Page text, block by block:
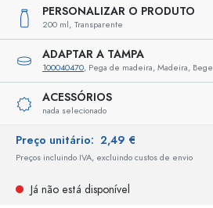
PERSONALIZAR O PRODUTO
200 ml, Transparente
ADAPTAR A TAMPA
100040470, Pega de madeira, Madeira, Bege
ACESSÓRIOS
nada selecionado
Preço unitário: 2,49 €
Preços incluindo IVA, excluindo custos de envio
Já não está disponível